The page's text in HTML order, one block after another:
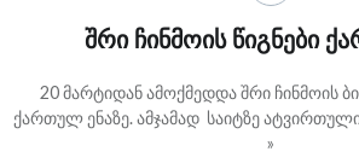
შრი ჩინმოის წიგნები
20 მარტიდან ამოქმედდა შრი ჩინმოის
ქართულ ენაზე. ამჯამად საიტზე
»